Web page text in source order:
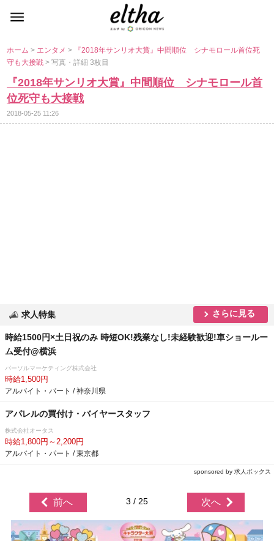
ホーム> エンタメ>
『2018年サンリオ大賞』中間順位 シナモロール首位死
守も大接戦> 写真・詳細 3枚目
『2018年サンリオ大賞』中間順位 シナモロール首
位死守も大接戦
2018-05-25 11:26
求人特集 さらに見る
時給1500円×土日祝のみ 時短OK!残業なし!未経験歓迎!車ショールー
ム受付@横浜
パーソルマーケティング株式会社
時給1,500円
アルバイト・パート / 神奈川県
アパレルの買付け・バイヤースタッフ
株式会社オータス
時給1,800円～2,200円
アルバイト・パート / 東京都
sponsored by 求人ボックス
前へ 3 / 25 次へ